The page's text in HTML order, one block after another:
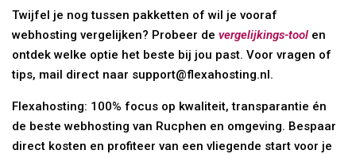
Twijfel je nog tussen pakketten of wil je vooraf
webhosting vergelijken? Probeer devergelijkings-tool en
ontdek welke optie het beste bij jou past. Voor vragen of
tips, mail direct naar support@flexahosting.nl.
Flexahosting: 100% focus op kwaliteit, transparantie én
de beste webhosting van Rucphen en omgeving. Bespaar
direct kosten en profiteer van een vliegende start voor je